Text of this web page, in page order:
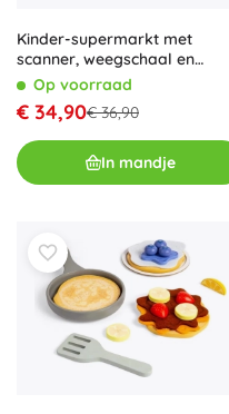
Kinder-supermarkt met
scanner, weegschaal en
winkelwagentje
Op voorraad
€ 34,90€ 36,90
In mandje